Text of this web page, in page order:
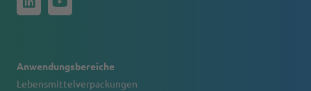
Anwendungsbereiche
Lebensmittelverpackungen